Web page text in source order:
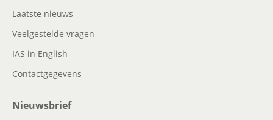
Laatste nieuws
Veelgestelde vragen
IAS in English
Contactgegevens
Nieuwsbrief